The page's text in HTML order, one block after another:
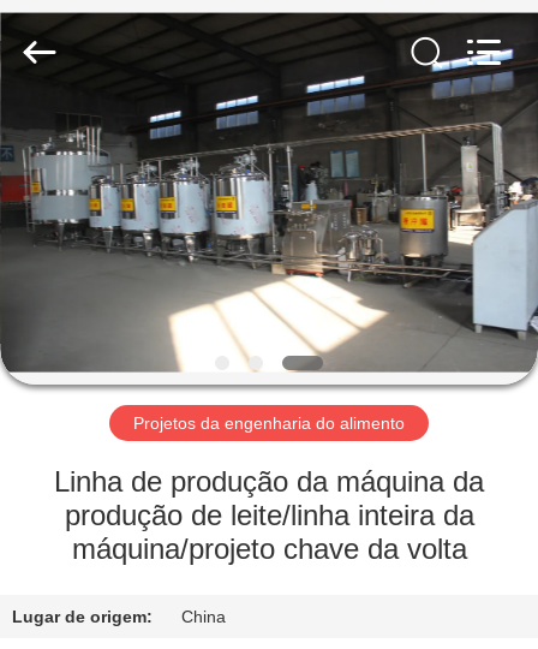
CASA
PRODUTOS
VISITA
FÁBRICA
CONTROLE
QUALIDADE
SUZHOU
ENGINEERING
CO.,
Projetos da engenharia do alimento
Linha de produção da máquina da
produção de leite/linha inteira da
máquina/projeto chave da volta
Lugar de origem: China